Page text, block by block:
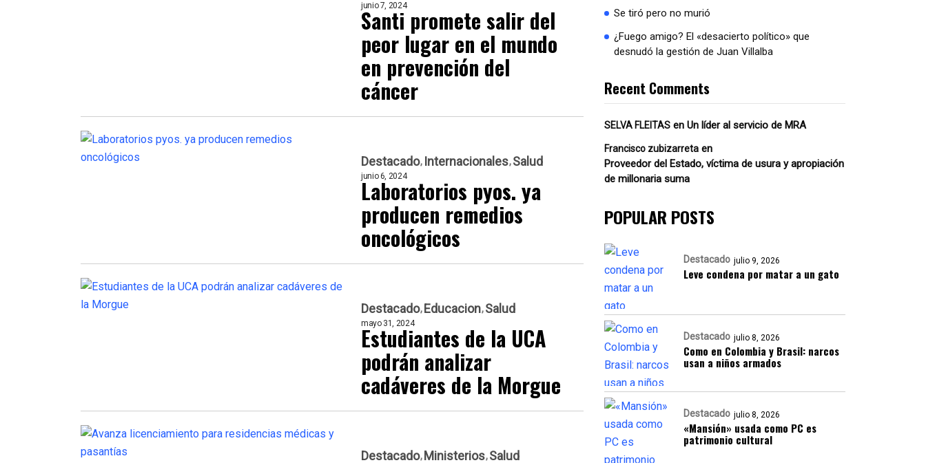
junio 7, 2024
Santi promete salir del
peor lugar en el mundo
en prevención del
cáncer
Destacado Internacionales Salud
junio 6, 2024
Laboratorios pyos. ya
producen remedios
oncológicos
Destacado Educacion Salud
mayo 31, 2024
Estudiantes de la UCA
podrán analizar
cadáveres de la Morgue
Destacado Ministerios Salud
Se tiró pero no murió
¿Fuego amigo? El «desacierto político» que
desnudó la gestión de Juan Villalba
Recent Comments
SELVA FLEITAS en Un líder al servicio de MRA
Francisco zubizarreta en
Proveedor del Estado, víctima de usura y apropiación
de millonaria suma
POPULAR POSTS
Destacado julio 9, 2026
Leve condena por matar a un gato
Destacado julio 8, 2026
Como en Colombia y Brasil: narcos
usan a niños armados
Destacado julio 8, 2026
«Mansión» usada como PC es
patrimonio cultural